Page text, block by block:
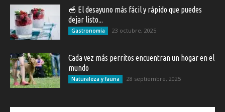
🥣 El desayuno más fácil y rápido que puedes
dejar listo...
Gastronomía 23 octubre, 2025
Cada vez más perritos encuentran un hogar en el
mundo
Naturaleza y fauna 28 septiembre, 2025